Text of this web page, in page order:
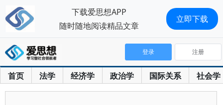
首页 法学 经济学 政治学 国际关系 社会学
登录 注册
下载爱思想APP
随时随地阅读精品文章
立即下载